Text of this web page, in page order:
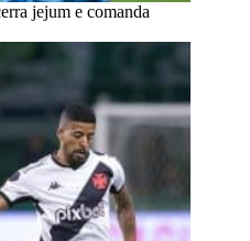
jejum e comanda